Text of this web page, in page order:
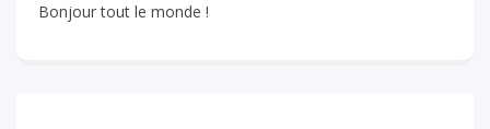
Bonjour tout le monde !